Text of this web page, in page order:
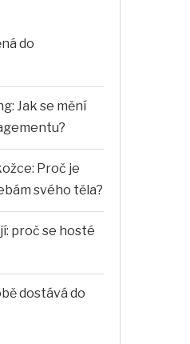
do
Jak se mění
Proč je
svého těla?
proč se hosté
dostává do